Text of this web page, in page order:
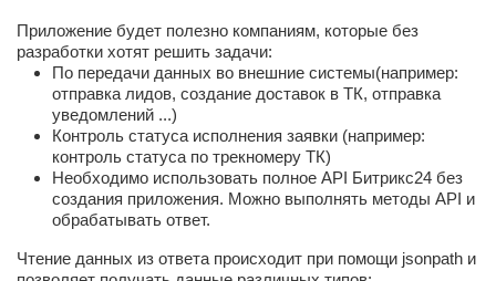
Приложение будет полезно компаниям, которые без
разработки хотят решить задачи:
По передачи данных во внешние системы(например:
отправка лидов, создание доставок в ТК, отправка
уведомлений ...)
Контроль статуса исполнения заявки (например:
контроль статуса по трекномеру ТК)
Необходимо использовать полное API Битрикс24 без
создания приложения. Можно выполнять методы API и
обрабатывать ответ.
Чтение данных из ответа происходит при помощи jsonpath и